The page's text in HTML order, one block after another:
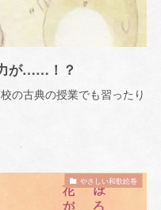
が……！？
の古典の授業でも習ったり
やさしい和歌絵巻